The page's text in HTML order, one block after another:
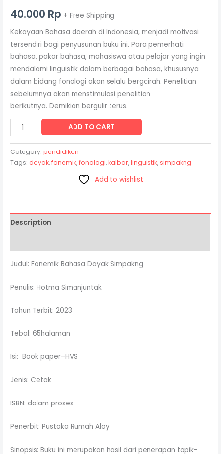
40.000 Rp + Free Shipping
Kekayaan Bahasa daerah di Indonesia, menjadi motivasi
tersendiri bagi penyusunan buku ini. Para pemerhati
bahasa, pakar bahasa, mahasiswa atau pelajar yang ingin
mendalami linguistik dalam berbagai bahasa, khususnya
dalam bidang fonologi akan selalu bergairah. Penelitian
sebelumnya akan menstimulasi penelitian
berikutnya. Demikian bergulir terus.
ADD TO CART
Category:pendidikan
Tags: dayak,fonemik,fonologi,kalbar,linguistik,simpakng
Add to wishlist
Description
Judul: Fonemik Bahasa Dayak Simpakng
Penulis: Hotma Simanjuntak
Tahun Terbit: 2023
Tebal: 65halaman
Isi: Book paper–HVS
Jenis: Cetak
ISBN: dalam proses
Penerbit: Pustaka Rumah Aloy
Sinopsis: Buku ini merupakan hasil dari penerapan topik-